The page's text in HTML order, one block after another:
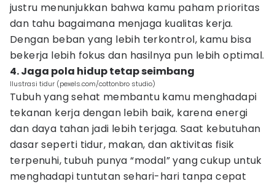
justru menunjukkan bahwa kamu paham prioritas
dan tahu bagaimana menjaga kualitas kerja.
Dengan beban yang lebih terkontrol, kamu bisa
bekerja lebih fokus dan hasilnya pun lebih optimal.
4. Jaga pola hidup tetap seimbang
Ilustrasi tidur (pexels.com/cottonbro studio)
Tubuh yang sehat membantu kamu menghadapi
tekanan kerja dengan lebih baik, karena energi
dan daya tahan jadi lebih terjaga. Saat kebutuhan
dasar seperti tidur, makan, dan aktivitas fisik
terpenuhi, tubuh punya “modal” yang cukup untuk
menghadapi tuntutan sehari-hari tanpa cepat